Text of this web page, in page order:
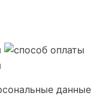
данные